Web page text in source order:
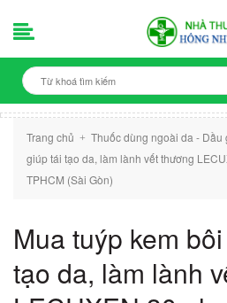
Trang chủ + Thuốc dùng ngoài da - Dầu
giúp tái tạo da, làm lành vết thương
TPHCM (Sài Gòn)
Mua tuýp kem
tạo da, làm lành